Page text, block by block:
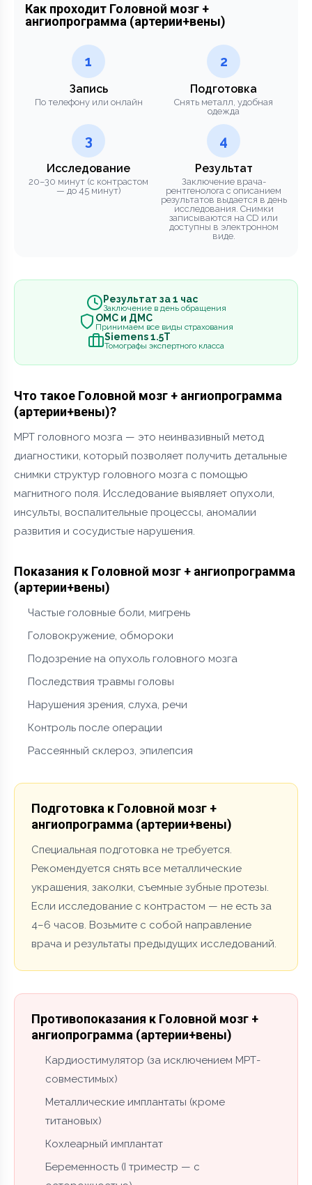
Как проходит Головной мозг +
ангиопрограмма (артерии+вены)
1
Запись
По телефону или онлайн
2
Подготовка
Снять металл, удобная
одежда
3
Исследование
20–30 минут (с контрастом
— до 45 минут)
4
Результат
Заключение врача-
рентгенолога с описанием
результатов выдается в день
исследования. Снимки
записываются на CD или
доступны в электронном
виде.
Результат за 1 час
Заключение в день обращения
ОМС и ДМС
Принимаем все виды страхования
Siemens 1.5Т
Томографы экспертного класса
Что такое Головной мозг + ангиопрограмма
(артерии+вены)?
МРТ головного мозга — это неинвазивный метод
диагностики, который позволяет получить детальные
снимки структур головного мозга с помощью
магнитного поля. Исследование выявляет опухоли,
инсульты, воспалительные процессы, аномалии
развития и сосудистые нарушения.
Показания к Головной мозг + ангиопрограмма
(артерии+вены)
Частые головные боли, мигрень
Головокружение, обмороки
Подозрение на опухоль головного мозга
Последствия травмы головы
Нарушения зрения, слуха, речи
Контроль после операции
Рассеянный склероз, эпилепсия
Подготовка к Головной мозг +
ангиопрограмма (артерии+вены)
Специальная подготовка не требуется.
Рекомендуется снять все металлические
украшения, заколки, съемные зубные протезы.
Если исследование с контрастом — не есть за
4–6 часов. Возьмите с собой направление
врача и результаты предыдущих исследований.
Противопоказания к Головной мозг +
ангиопрограмма (артерии+вены)
Кардиостимулятор (за исключением МРТ-
совместимых)
Металлические имплантаты (кроме
титановых)
Кохлеарный имплантат
Беременность (I триместр — с